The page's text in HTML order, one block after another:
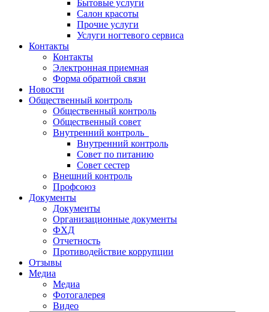
Бытовые услуги
Салон красоты
Прочие услуги
Услуги ногтевого сервиса
Контакты
Контакты
Электронная приемная
Форма обратной связи
Новости
Общественный контроль
Общественный контроль
Общественный совет
Внутренний контроль
Внутренний контроль
Совет по питанию
Совет сестер
Внешний контроль
Профсоюз
Документы
Документы
Организационные документы
ФХД
Отчетность
Противодействие коррупции
Отзывы
Медиа
Медиа
Фотогалерея
Видео